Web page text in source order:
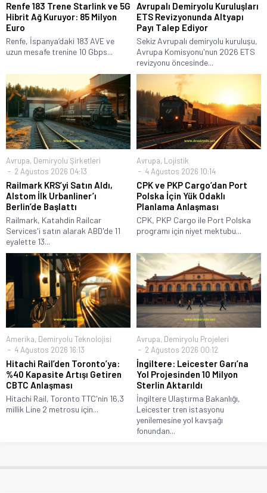
Renfe 183 Trene Starlink ve 5G
Hibrit Ağ Kuruyor: 85 Milyon
Euro
Renfe, İspanya’daki 183 AVE ve
uzun mesafe trenine 10 Gbps...
Avrupalı Demiryolu Kuruluşları
ETS Revizyonunda Altyapı
Payı Talep Ediyor
Sekiz Avrupalı demiryolu kuruluşu,
Avrupa Komisyonu'nun 2026 ETS
revizyonu öncesinde...
Avrupa, Demiryolu Şirketleri
2 Ağustos 2026 04:13
Railmark KRS’yi Satın Aldı,
Alstom İlk Urbanliner’ı
Berlin’de Başlattı
Railmark, Katahdin Railcar
Services'i satın alarak ABD'de 11
eyalette 13...
Avrupa, Lojistik
4 Ağustos 2026 10:14
CPK ve PKP Cargo’dan Port
Polska İçin Yük Odaklı
Planlama Anlaşması
CPK, PKP Cargo ile Port Polska
programı için niyet mektubu...
Amerika, Demiryolu Teknolojisi
4 Ağustos 2026 16:13
Hitachi Rail’den Toronto’ya:
%40 Kapasite Artışı Getiren
CBTC Anlaşması
Hitachi Rail, Toronto TTC'nin 16,3
millik Line 2 metrosu için...
Avrupa, Demiryolu Projeleri
2 Ağustos 2026 00:12
İngiltere: Leicester Garı’na
Yol Projesinden 10 Milyon
Sterlin Aktarıldı
İngiltere Ulaştırma Bakanlığı,
Leicester tren istasyonu
yenilemesine yol kavşağı
fonundan...